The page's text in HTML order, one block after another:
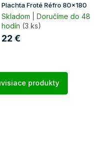
Plachta Froté Réfro 80x180
Skladom | Doručíme do 48
hodín (3 ks)
22 €
produkty